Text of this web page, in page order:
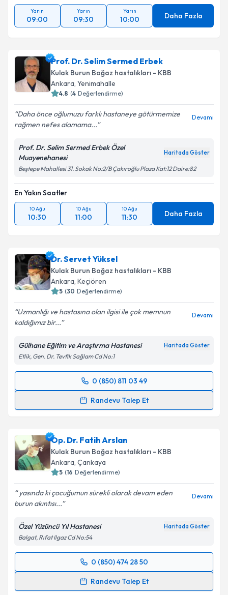
Yarın
09:00
Yarın
09:30
Yarın
10:00 Daha Fazla
Prof. Dr. Selim Sermed Erbek
Kulak Burun Boğaz hastalıkları - KBB
Ankara, Yenimahalle
4.8 (4 Değerlendirme)
Daha önce oğlumuzu farklı hastaneye götürmemize
rağmen nefes alamama...
Devamı
Prof. Dr. Selim Sermed Erbek Özel
Muayenehanesi
Haritada Göster
Beştepe Mahallesi 31. Sokak No:2/B Çakıroğlu Plaza Kat:12 Daire:82
En Yakın Saatler
10 Ağu
10:30
10 Ağu
11:00
10 Ağu
11:30 Daha Fazla
Dr. Servet Yüksel
Kulak Burun Boğaz hastalıkları - KBB
Ankara, Keçiören
5 (30 Değerlendirme)
Uzmanlığı ve hastasına olan ilgisi ile çok memnun
kaldığımız bir...
Devamı
Gülhane Eğitim ve Araştırma Hastanesi Haritada Göster
Etlik, Gen. Dr. Tevfik Sağlam Cd No:1
0 (850) 811 03 49
Randevu Talep Et
Randevu Takvimi Talebi
takvim hazırlandığında e-posta ile bilgilendireceğiz.
E-posta Adresiniz
kapsamda işlenmesini kabul ediyorum.
Takvim Talebini Gönder
Op. Dr. Fatih Arslan
Kulak Burun Boğaz hastalıkları - KBB
Ankara, Çankaya
5 (16 Değerlendirme)
yasında ki çocuğumun sürekli olarak devam eden
burun akıntısı...
Devamı
Özel Yüzüncü Yıl Hastanesi Haritada Göster
Balgat, Rıfat Ilgaz Cd No:54
0 (850) 474 28 50
Randevu Talep Et
Randevu Takvimi Talebi